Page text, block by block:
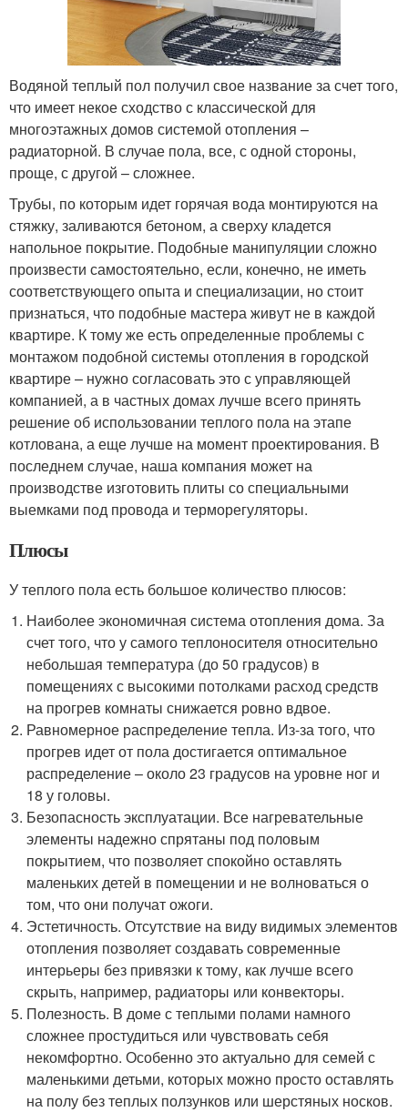
Водяной теплый пол получил свое название за счет того,
что имеет некое сходство с классической для
многоэтажных домов системой отопления –
радиаторной. В случае пола, все, с одной стороны,
проще, с другой – сложнее.
Трубы, по которым идет горячая вода монтируются на
стяжку, заливаются бетоном, а сверху кладется
напольное покрытие. Подобные манипуляции сложно
произвести самостоятельно, если, конечно, не иметь
соответствующего опыта и специализации, но стоит
признаться, что подобные мастера живут не в каждой
квартире. К тому же есть определенные проблемы с
монтажом подобной системы отопления в городской
квартире – нужно согласовать это с управляющей
компанией, а в частных домах лучше всего принять
решение об использовании теплого пола на этапе
котлована, а еще лучше на момент проектирования. В
последнем случае, наша компания может на
производстве изготовить плиты со специальными
выемками под провода и терморегуляторы.
Плюсы
У теплого пола есть большое количество плюсов:
Наиболее экономичная система отопления дома. За
счет того, что у самого теплоносителя относительно
небольшая температура (до 50 градусов) в
помещениях с высокими потолками расход средств
на прогрев комнаты снижается ровно вдвое.
Равномерное распределение тепла. Из-за того, что
прогрев идет от пола достигается оптимальное
распределение – около 23 градусов на уровне ног и
18 у головы.
Безопасность эксплуатации. Все нагревательные
элементы надежно спрятаны под половым
покрытием, что позволяет спокойно оставлять
маленьких детей в помещении и не волноваться о
том, что они получат ожоги.
Эстетичность. Отсутствие на виду видимых элементов
отопления позволяет создавать современные
интерьеры без привязки к тому, как лучше всего
скрыть, например, радиаторы или конвекторы.
Полезность. В доме с теплыми полами намного
сложнее простудиться или чувствовать себя
некомфортно. Особенно это актуально для семей с
маленькими детьми, которых можно просто оставлять
на полу без теплых ползунков или шерстяных носков.